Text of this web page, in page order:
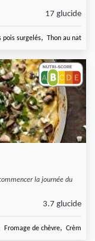
17 glucide
pois surgelés, Thon au naturel
la journée du
3.7 glucide
Fromage de chèvre, Crème